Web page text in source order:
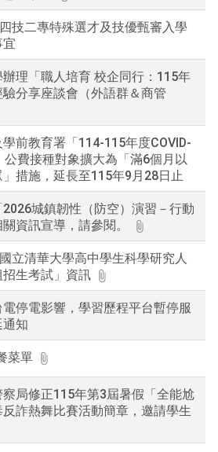
技二專特殊選才及技優甄審入學
理「職人培育 校企同行：115年
分享座談會（外語群＆商管
前教育署「114-115年度COVID-
公費接種對象擴大為「滿6個月以
措施，延長至115年9月28日止
城鎮韌性（防空）演習－行動
資訊宣導，請參閱。
立清華大學高中學生科學研究人
生考試」資訊
電停電影響，學習歷程平台暫停服
知
菜單
局修正115年第3屆暑假「全能尬
詐熱舞比賽活動簡章，邀請學生